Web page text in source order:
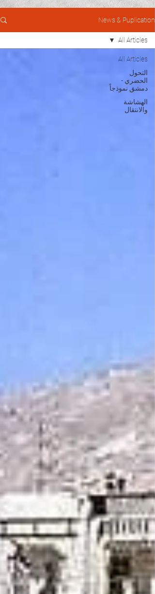
News & Puplication
All Articles
التحول
الحضري -
دمشق نموذجاً
الهشاشة
والانتقال
All Articles